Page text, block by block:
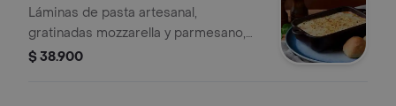
Láminas de pasta artesanal,
gratinadas mozzarella y parmesano,
rellenas con carne en cocción lenta,
$ 38.900